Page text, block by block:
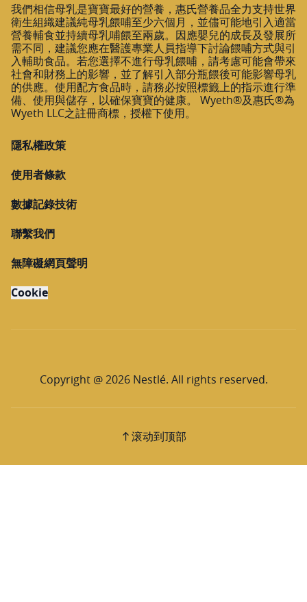
我們相信母乳是寶寶最好的營養，惠氏營養品全力支持世界
衛生組織建議純母乳餵哺至少六個月，並儘可能地引入適當
營養輔食並持續母乳哺餵至兩歲。因應嬰兒的成長及發展所
需不同，建議您應在醫護專業人員指導下討論餵哺方式與引
入輔助食品。若您選擇不進行母乳餵哺，請考慮可能會帶來
社會和財務上的影響，並了解引入部分瓶餵後可能影響母乳
的供應。使用配方食品時，請務必按照標籤上的指示進行準
備、使用與儲存，以確保寶寶的健康。 Wyeth®及惠氏®為
Wyeth LLC之註冊商標，授權下使用。
隱私權政策
使用者條款
數據記錄技術
聯繫我們
無障礙網頁聲明
Cookie
Copyright @ 2026 Nestlé. All rights reserved.
滚动到顶部